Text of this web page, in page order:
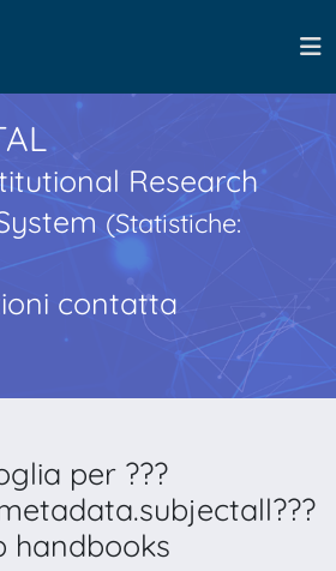
Research
(Statistiche:
contatta
per ???
handbooks